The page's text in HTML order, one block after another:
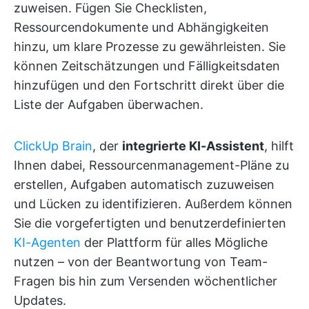
zuweisen. Fügen Sie Checklisten,
Ressourcendokumente und Abhängigkeiten
hinzu, um klare Prozesse zu gewährleisten. Sie
können Zeitschätzungen und Fälligkeitsdaten
hinzufügen und den Fortschritt direkt über die
Liste der Aufgaben überwachen.
ClickUp Brain, der integrierte KI-Assistent, hilft
Ihnen dabei, Ressourcenmanagement-Pläne zu
erstellen, Aufgaben automatisch zuzuweisen
und Lücken zu identifizieren. Außerdem können
Sie die vorgefertigten und benutzerdefinierten
KI-Agenten der Plattform für alles Mögliche
nutzen – von der Beantwortung von Team-
Fragen bis hin zum Versenden wöchentlicher
Updates.